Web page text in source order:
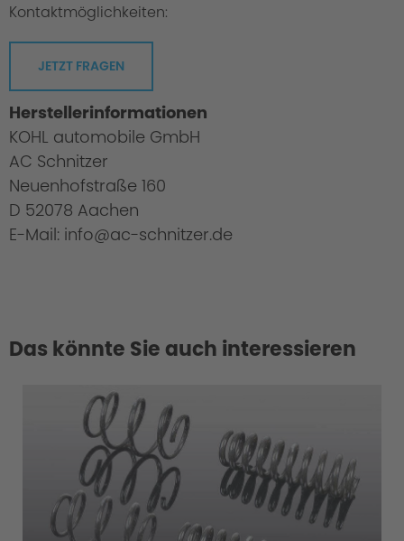
Philosophy/Design
Kontaktmöglichkeiten:
JETZT FRAGEN
Herstellerinformationen
KOHL automobile GmbH
AC Schnitzer
Neuenhofstraße 160
D 52078 Aachen
E-Mail: info@ac-schnitzer.de
Das könnte Sie auch interessieren